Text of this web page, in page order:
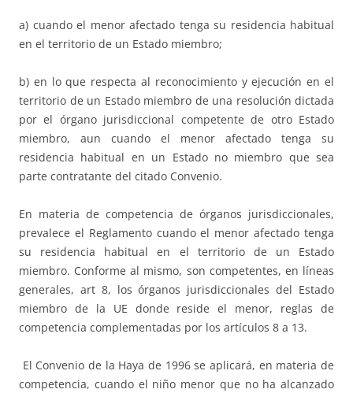
a) cuando el menor afectado tenga su residencia habitual
en el territorio de un Estado miembro;
b) en lo que respecta al reconocimiento y ejecución en el
territorio de un Estado miembro de una resolución dictada
por el órgano jurisdiccional competente de otro Estado
miembro, aun cuando el menor afectado tenga su
residencia habitual en un Estado no miembro que sea
parte contratante del citado Convenio.
En materia de competencia de órganos jurisdiccionales,
prevalece el Reglamento cuando el menor afectado tenga
su residencia habitual en el territorio de un Estado
miembro. Conforme al mismo, son competentes, en líneas
generales, art 8, los órganos jurisdiccionales del Estado
miembro de la UE donde reside el menor, reglas de
competencia complementadas por los artículos 8 a 13.
El Convenio de la Haya de 1996 se aplicará, en materia de
competencia, cuando el niño menor que no ha alcanzado